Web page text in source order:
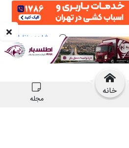
مجله
خانه